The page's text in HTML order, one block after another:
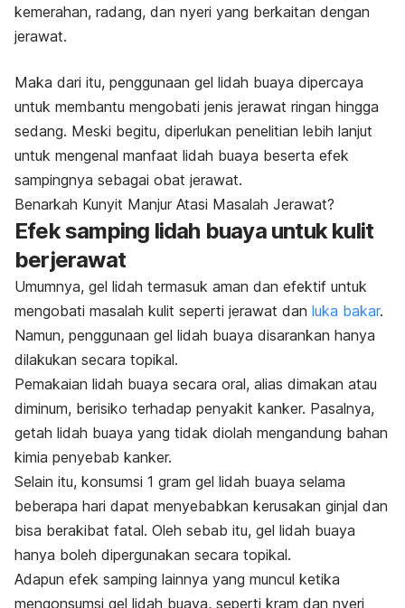
kemerahan, radang, dan nyeri yang berkaitan dengan
jerawat.
Maka dari itu, penggunaan gel lidah buaya dipercaya
untuk membantu mengobati jenis jerawat ringan hingga
sedang. Meski begitu, diperlukan penelitian lebih lanjut
untuk mengenal manfaat lidah buaya beserta efek
sampingnya sebagai obat jerawat.
Benarkah Kunyit Manjur Atasi Masalah Jerawat?
Efek samping lidah buaya untuk kulit
berjerawat
Umumnya, gel lidah termasuk aman dan efektif untuk
mengobati masalah kulit seperti jerawat dan luka bakar.
Namun, penggunaan gel lidah buaya disarankan hanya
dilakukan secara topikal.
Pemakaian lidah buaya secara oral, alias dimakan atau
diminum, berisiko terhadap penyakit kanker. Pasalnya,
getah lidah buaya yang tidak diolah mengandung bahan
kimia penyebab kanker.
Selain itu, konsumsi 1 gram gel lidah buaya selama
beberapa hari dapat menyebabkan kerusakan ginjal dan
bisa berakibat fatal. Oleh sebab itu, gel lidah buaya
hanya boleh dipergunakan secara topikal.
Adapun efek samping lainnya yang muncul ketika
mengonsumsi gel lidah buaya, seperti kram dan nyeri